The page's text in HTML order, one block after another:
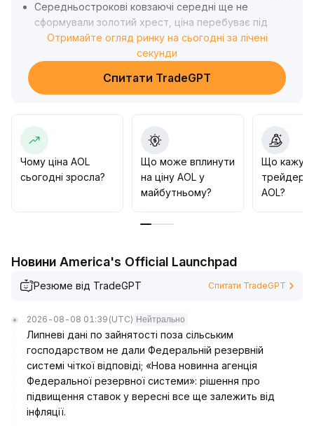
Середньострокові ковзаючі середні ще не
сформували золотий хрест, ціна перебуває під
тиском у проміжному діапазоні й бракує сталого
зростання обсягу для прориву вгору
Рекомендується розглядати попередні максимуми
(кількісний орієнтир — діапазон нещодавніх
попереднього мінімуму
Далі важливо стежити за співвідношенням обсягу
та ціни: якщо відбудеться прорив із наростанням
обсягу та поверненням ціни до середньострокових
середніх, можна розглядати збільшення позиції, в
уникати переслідування зростання або продажу на
Отримайте огляд ринку на сьогодні за лічені
секунди
Спитати TradeGPT
Чому ціна AOL
сьогодні зросла?
Що може вплинути
на ціну AOL у
майбутньому?
Що
трейдери
AOL?
Новини America's Official Launchpad
Резюме від TradeGPT Спитати TradeGPT
2026-08-08 01:39 (UTC) Нейтрально
Липневі дані по зайнятості поза сільським
господарством не дали Федеральній резервній
системі чіткої відповіді; «Нова новинна агенція
Федеральної резервної системи»: рішення про
підвищення ставок у вересні все ще залежить від
інфляції.